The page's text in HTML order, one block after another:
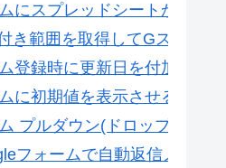
にスプレッドシートから項
き範囲を取得してGスプレ
登録時に更新日を付加する
に初期値を表示させる方法(
プルダウン(ドロップダウ
フォームで自動返信メール